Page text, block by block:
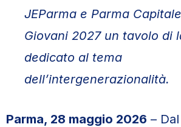
JEParma e Parma
Giovani 2027 un tavolo di
dedicato al tema
dell’intergenerazionalità.
Parma, 28 maggio 2026 –